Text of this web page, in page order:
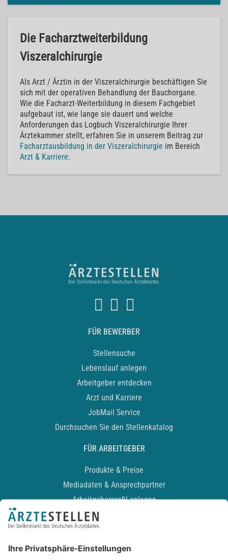
Die Facharztweiterbildung
Viszeralchirurgie
Als Arzt / Ärztin in der Viszeralchirurgie beschäftigen Sie
sich mit der operativen Behandlung der Bauchorgane.
Wie die Facharzt-Weiterbildung in diesem Fachgebiet
aufgebaut ist, wie lange sie dauert und welche
Anforderungen das Logbuch Viszeralchirurgie Ihrer
Ärztekammer stellt, erfahren Sie in unserem Beitrag zur
Facharztausbildung in der Viszeralchirurgie im Bereich
Arzt & Karriere.
FÜR BEWERBER
Stellensuche
Lebenslauf anlegen
Arbeitgeber entdecken
Arzt und Karriere
JobMail Service
Durchsuchen Sie den Stellenkatalog
FÜR ARBEITGEBER
Produkte & Preise
Mediadaten & Ansprechpartner
Arbeitgeberprofil anlegen
Recruiting-Podcast